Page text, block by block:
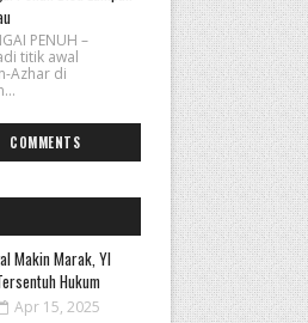
PENUH –
titik awal
Azhar di
COMMENTS
Makin Marak, YI
Hukum
Apr 15, 2025